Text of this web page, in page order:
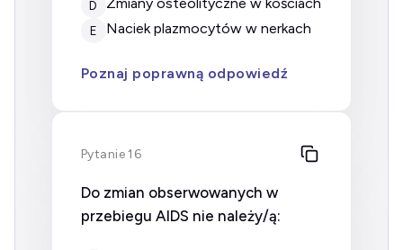
D
E naciek plazmocytów w nerkach
Poznaj poprawną odpowiedź
Pytanie 16
Do zmian obserwowanych w
przebiegu AIDS nie należy/ą: